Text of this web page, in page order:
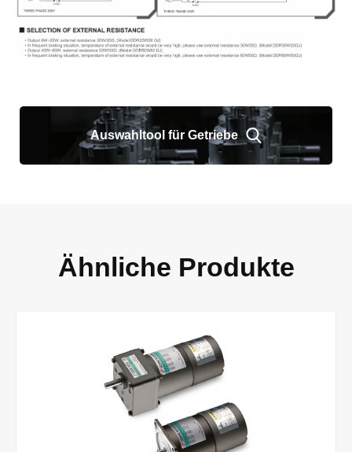
Auswahltool für Getriebe
Ähnliche Produkte